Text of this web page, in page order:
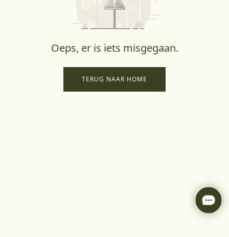
Oeps, er is iets misgegaan.
TERUG NAAR HOME